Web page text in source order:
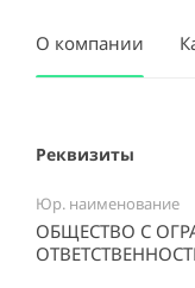
О компании
Реквизиты
Юр. наименование
ОБЩЕСТВО С